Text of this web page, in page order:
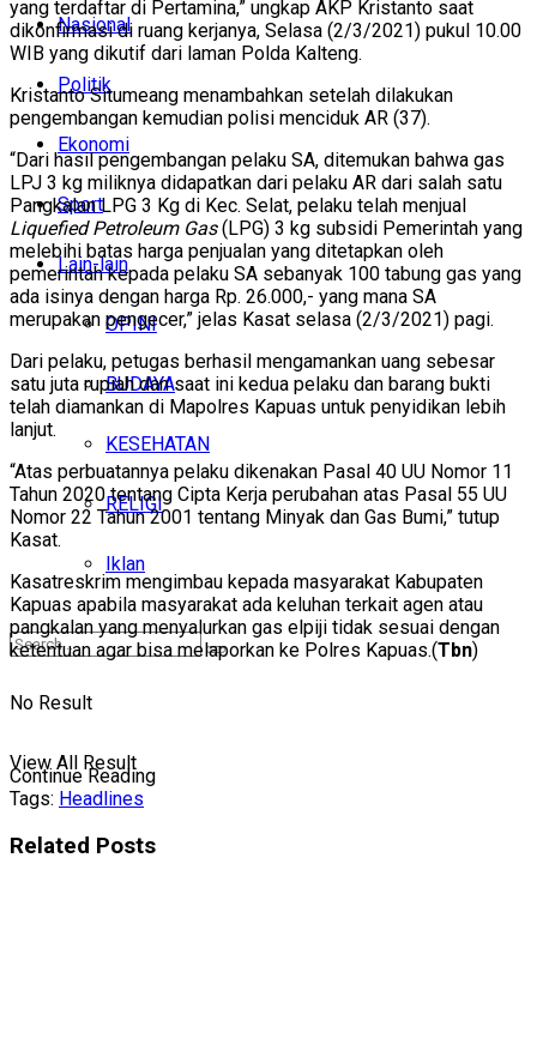
Nasional
Politik
Ekonomi
Sport
Lain-lain
OPINI
BUDAYA
KESEHATAN
RELIGI
Iklan
No Result
View All Result
yang terdaftar di Pertamina,” ungkap AKP Kristanto saat
dikonfirmasi di ruang kerjanya, Selasa (2/3/2021) pukul 10.00
WIB yang dikutif dari laman Polda Kalteng.
Kristanto Situmeang menambahkan setelah dilakukan
pengembangan kemudian polisi menciduk AR (37).
“Dari hasil pengembangan pelaku SA, ditemukan bahwa gas
LPJ 3 kg miliknya didapatkan dari pelaku AR dari salah satu
Pangkalan LPG 3 Kg di Kec. Selat, pelaku telah menjual
Liquefied Petroleum Gas(LPG) 3 kg subsidi Pemerintah yang
melebihi batas harga penjualan yang ditetapkan oleh
pemerintah kepada pelaku SA sebanyak 100 tabung gas yang
ada isinya dengan harga Rp. 26.000,- yang mana SA
merupakan pengecer,” jelas Kasat selasa (2/3/2021) pagi.
Dari pelaku, petugas berhasil mengamankan uang sebesar
satu juta rupiah dan saat ini kedua pelaku dan barang bukti
telah diamankan di Mapolres Kapuas untuk penyidikan lebih
lanjut.
“Atas perbuatannya pelaku dikenakan Pasal 40 UU Nomor 11
Tahun 2020 tentang Cipta Kerja perubahan atas Pasal 55 UU
Nomor 22 Tahun 2001 tentang Minyak dan Gas Bumi,” tutup
Kasat.
Kasatreskrim mengimbau kepada masyarakat Kabupaten
Kapuas apabila masyarakat ada keluhan terkait agen atau
pangkalan yang menyalurkan gas elpiji tidak sesuai dengan
ketentuan agar bisa melaporkan ke Polres Kapuas.(Tbn)
Continue Reading
Tags: Headlines
Related Posts